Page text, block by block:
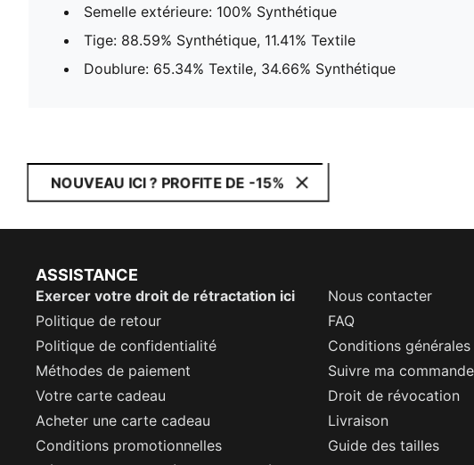
Semelle extérieure: 100% Synthétique
Tige: 88.59% Synthétique, 11.41% Textile
Doublure: 65.34% Textile, 34.66% Synthétique
NOUVEAU ICI ? PROFITE DE -15%
ASSISTANCE
Exercer votre droit de rétractation ici
Nous contacter
Politique de retour
FAQ
Politique de confidentialité
Conditions générales
Méthodes de paiement
Suivre ma commande
Votre carte cadeau
Droit de révocation
Acheter une carte cadeau
Livraison
Conditions promotionnelles
Guide des tailles